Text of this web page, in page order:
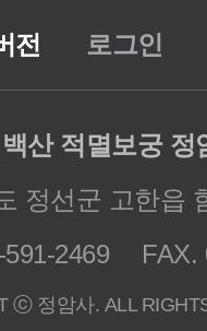
전 로그인
산 적멸보궁 정
정선군 고한읍
2469
FAX.
ⓒ 정암사. ALL